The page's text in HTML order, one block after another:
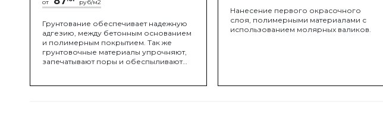
от руб/м2
Грунтование обеспечивает надежную
адгезию, между бетонным основанием
и полимерным покрытием. Так же
грунтовочные материалы упрочняют,
запечатывают поры и обеспыливают
Нанесение первого окрасочного
слоя, полимерными материалами с
использованием молярных валиков.